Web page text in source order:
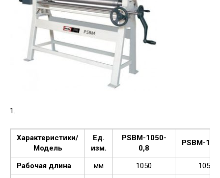
1.
Характеристики/
Модель
Ед.
изм.
PSBM-1050-
0,8
PSBM-
Рабочая длина мм 1050
1050